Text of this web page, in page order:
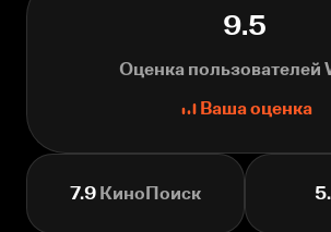
9.5
Оценка пользователей
Ваша оценка
7.9 КиноПоиск